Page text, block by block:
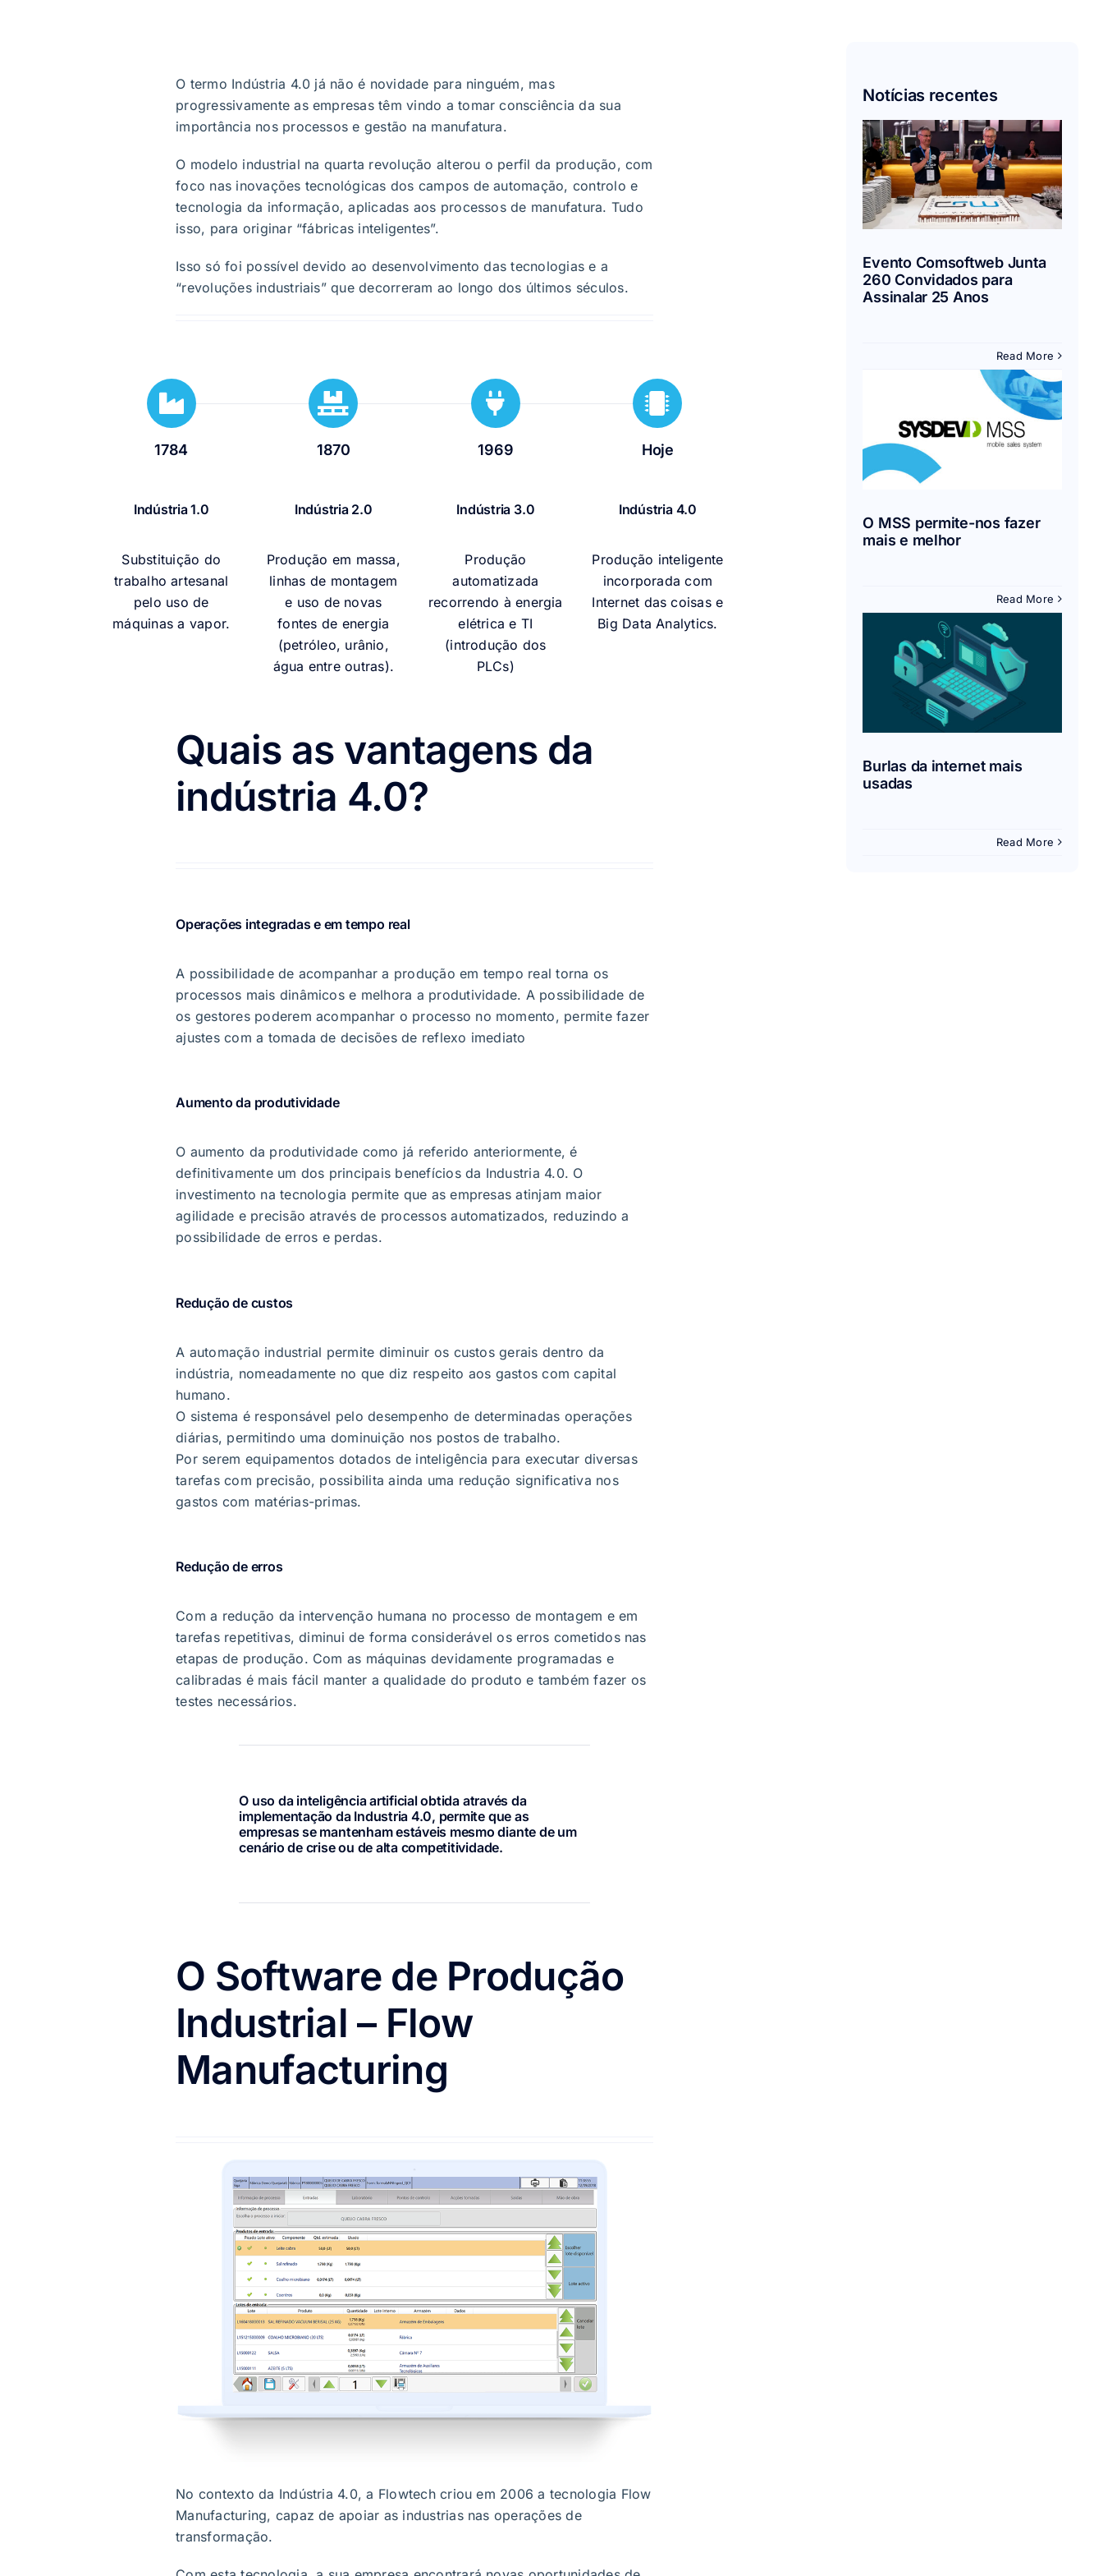
O termo Indústria 4.0 já não é novidade para ninguém, mas
progressivamente as empresas têm vindo a tomar consciência da sua
importância nos processos e gestão na manufatura.
O modelo industrial na quarta revolução alterou o perfil da produção, com
foco nas inovações tecnológicas dos campos de automação, controlo e
tecnologia da informação, aplicadas aos processos de manufatura. Tudo
isso, para originar “fábricas inteligentes”.
Isso só foi possível devido ao desenvolvimento das tecnologias e a
“revoluções industriais” que decorreram ao longo dos últimos séculos.
1784
Indústria 1.0
Substituição do
trabalho artesanal
pelo uso de
máquinas a vapor.
1870
Indústria 2.0
Produção em massa,
linhas de montagem
e uso de novas
fontes de energia
(petróleo, urânio,
água entre outras).
1969
Indústria 3.0
Produção
automatizada
recorrendo à energia
elétrica e TI
(introdução dos
PLCs)
Hoje
Indústria 4.0
Produção inteligente
incorporada com
Internet das coisas e
Big Data Analytics.
Quais as vantagens da
indústria 4.0?
Operações integradas e em tempo real
A possibilidade de acompanhar a produção em tempo real torna os
processos mais dinâmicos e melhora a produtividade. A possibilidade de
os gestores poderem acompanhar o processo no momento, permite fazer
ajustes com a tomada de decisões de reflexo imediato
Aumento da produtividade
O aumento da produtividade como já referido anteriormente, é
definitivamente um dos principais benefícios da Industria 4.0. O
investimento na tecnologia permite que as empresas atinjam maior
agilidade e precisão através de processos automatizados, reduzindo a
possibilidade de erros e perdas.
Redução de custos
A automação industrial permite diminuir os custos gerais dentro da
indústria, nomeadamente no que diz respeito aos gastos com capital
humano.
O sistema é responsável pelo desempenho de determinadas operações
diárias, permitindo uma dominuição nos postos de trabalho.
Por serem equipamentos dotados de inteligência para executar diversas
tarefas com precisão, possibilita ainda uma redução significativa nos
gastos com matérias-primas.
Redução de erros
Com a redução da intervenção humana no processo de montagem e em
tarefas repetitivas, diminui de forma considerável os erros cometidos nas
etapas de produção. Com as máquinas devidamente programadas e
calibradas é mais fácil manter a qualidade do produto e também fazer os
testes necessários.
O uso da inteligência artificial obtida através da
implementação da Industria 4.0, permite que as
empresas se mantenham estáveis mesmo diante de um
cenário de crise ou de alta competitividade.
O Software de Produção
Industrial – Flow
Manufacturing
No contexto da Indústria 4.0, a Flowtech criou em 2006 a tecnologia Flow
Manufacturing, capaz de apoiar as industrias nas operações de
transformação.
Notícias recentes
Evento Comsoftweb Junta
260 Convidados para
Assinalar 25 Anos
Read More
O MSS permite-nos fazer
mais e melhor
Read More
Burlas da internet mais
usadas
Read More